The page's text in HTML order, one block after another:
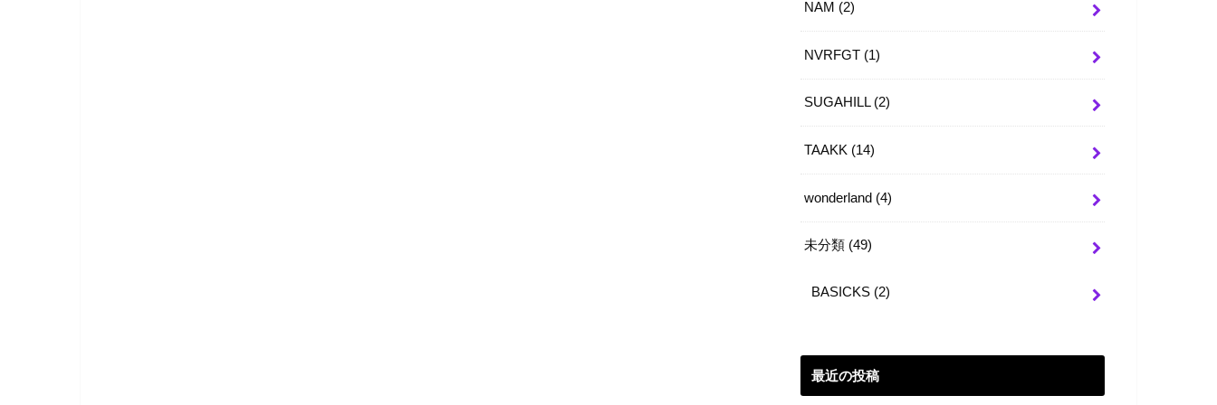
NAM (2)
NVRFGT (1)
SUGAHILL (2)
TAAKK (14)
wonderland (4)
未分類 (49)
BASICKS (2)
最近の投稿